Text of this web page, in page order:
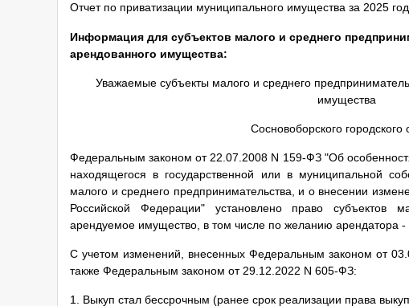
Отчет по приватизации муниципального имущества за 2025
Информация для субъектов малого и среднего
арендованного имущества:
Уважаемые субъекты малого и среднего
имущества
Сосновоборского городского
Федеральным законом от 22.07.2008 N 159-ФЗ "Об
находящегося в государственной или в муниципальной
малого и среднего предпринимательства, и о внесении
Российской Федерации" установлено право субъектов
арендуемое имущество, в том числе по желанию арендатора -
С учетом изменений, внесенных Федеральным законом от
также Федеральным законом от 29.12.2022 N 605-ФЗ:
1. Выкуп стал бессрочным (ранее срок реализации права